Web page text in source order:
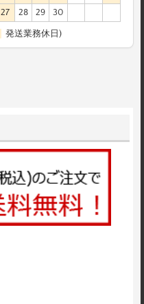
27
28 29 30
発送業務休日)